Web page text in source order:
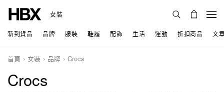
女裝
新到貨品 品牌 服裝 鞋履 配飾 生活 運動 折扣商品 文
首頁 女裝 品牌 Crocs
Crocs